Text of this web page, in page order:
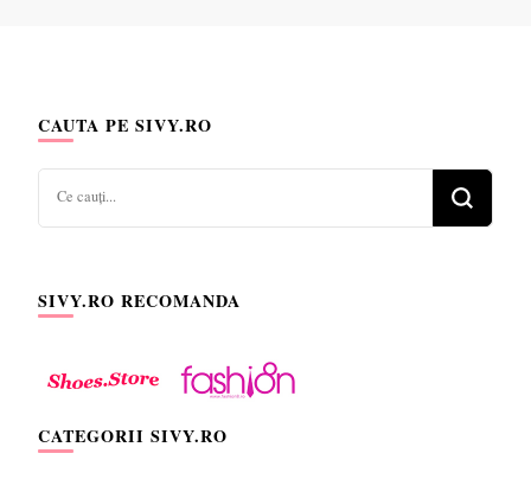
CAUTA PE SIVY.RO
SIVY.RO RECOMANDA
CATEGORII SIVY.RO